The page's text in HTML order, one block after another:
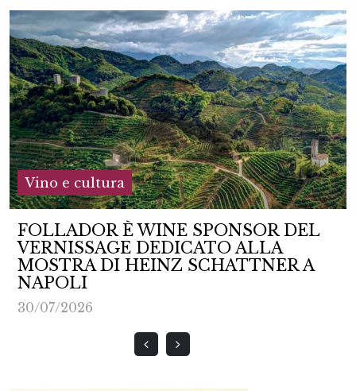
Vino e cultura
FOLLADOR È WINE SPONSOR DEL
VERNISSAGE DEDICATO ALLA
MOSTRA DI HEINZ SCHATTNER A
NAPOLI
30/07/2026